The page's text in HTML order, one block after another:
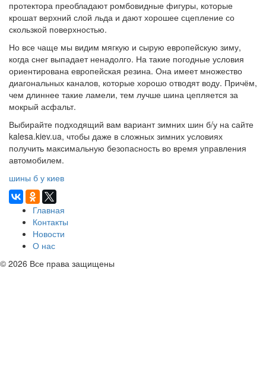
протектора преобладают ромбовидные фигуры, которые
крошат верхний слой льда и дают хорошее сцепление со
скользкой поверхностью.
Но все чаще мы видим мягкую и сырую европейскую зиму,
когда снег выпадает ненадолго. На такие погодные условия
ориентирована европейская резина. Она имеет множество
диагональных каналов, которые хорошо отводят воду. Причём,
чем длиннее такие ламели, тем лучше шина цепляется за
мокрый асфальт.
Выбирайте подходящий вам вариант зимних шин б/у на сайте
kalesa.kiev.ua, чтобы даже в сложных зимних условиях
получить максимальную безопасность во время управления
автомобилем.
шины б у киев
Главная
Контакты
Новости
О нас
© 2026 Все права защищены